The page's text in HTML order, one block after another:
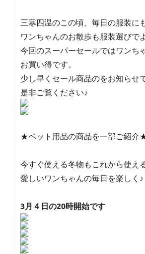
三寒四温のこの頃、毎日の服装に
ワンちゃんのお散歩も服装選びで
今回のスーパーセールではワンち
お買い得です。
少し早くセール商品のをお知らせ
是非ご覧ください♪
★ペット用品の商品を一部ご紹介
今すぐ使える冬物もこれから使え
愛しいワンちゃんの毎日を楽しく♪
3月４日の20時開始です